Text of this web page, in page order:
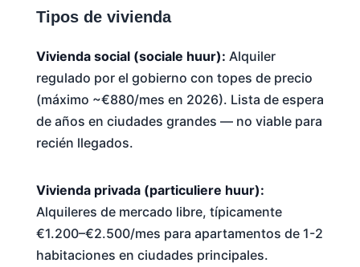
Tipos de vivienda
Vivienda social (sociale huur): Alquiler
regulado por el gobierno con topes de precio
(máximo ~€880/mes en 2026). Lista de espera
de años en ciudades grandes — no viable para
recién llegados.
Vivienda privada (particuliere huur):
Alquileres de mercado libre, típicamente
€1.200–€2.500/mes para apartamentos de 1-2
habitaciones en ciudades principales.